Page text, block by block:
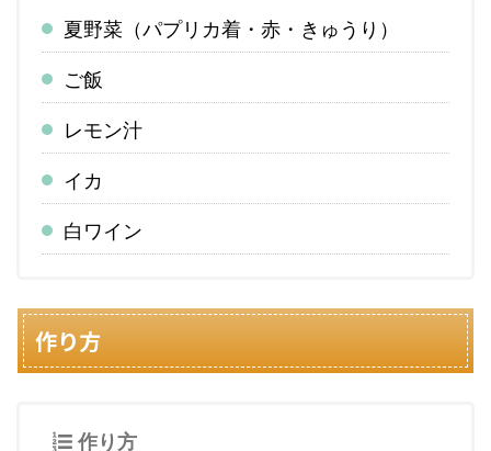
夏野菜（パプリカ着・赤・きゅうり）
ご飯
レモン汁
イカ
白ワイン
作り方
作り方